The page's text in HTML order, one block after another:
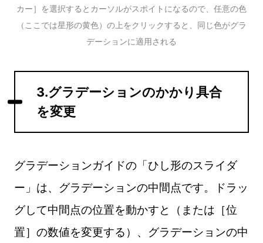
カー］を選択するとカーソルがスポイトになるので、任意の色
（ここでは星形の黄色）の上をクリックすると、同じ色がグラ
デーションに適用される
3.グラデーションのかかり具合
を変更
グラデーションガイドの「ひし形のスライダ
ー」は、グラデーションの中間点です。ドラッ
グして中間点の位置を動かすと（または［位
置］の数値を変更する）、グラデーションの中